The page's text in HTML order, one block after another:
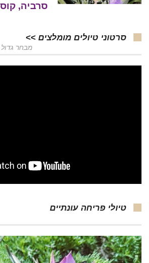
סרביה,
סרטוני טיולים מומלצים >>
מבחר גדול
טיולי פריחה עונתיים